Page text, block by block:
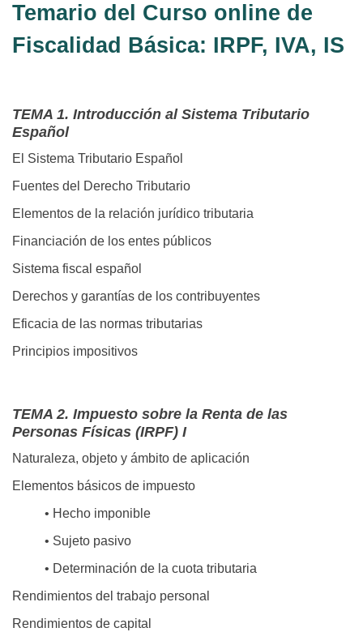
Temario del Curso online de
Fiscalidad Básica: IRPF, IVA, IS
TEMA 1. Introducción al Sistema Tributario
Español
El Sistema Tributario Español
Fuentes del Derecho Tributario
Elementos de la relación jurídico tributaria
Financiación de los entes públicos
Sistema fiscal español
Derechos y garantías de los contribuyentes
Eficacia de las normas tributarias
Principios impositivos
TEMA 2. Impuesto sobre la Renta de las
Personas Físicas (IRPF) I
Naturaleza, objeto y ámbito de aplicación
Elementos básicos de impuesto
• Hecho imponible
• Sujeto pasivo
• Determinación de la cuota tributaria
Rendimientos del trabajo personal
Rendimientos de capital